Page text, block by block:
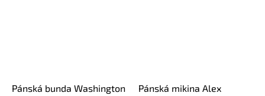
Pánská bunda Washington
Pánská mikina Alex